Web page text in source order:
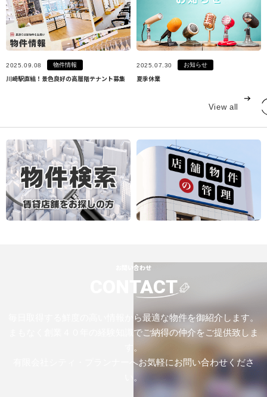
2025.09.08 物件情報
川崎駅直結！景色良好の高層階テナント募集
2025.07.30 お知らせ
夏季休業
View all
お問い合わせ
CONTACT
毎日取得する鮮度の高い情報から最適な物件を御紹介します。
まもなく創業４０年の経験知識でご納得の仲介をご提供致しま
す。
有限会社シティ・プランナーへお気軽にお問い合わせくださ
い。